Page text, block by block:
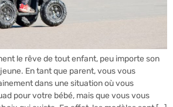
le rêve de tout enfant, peu importe son
En tant que parent, vous vous
dans une situation où vous
pour votre bébé, mais que vous vous